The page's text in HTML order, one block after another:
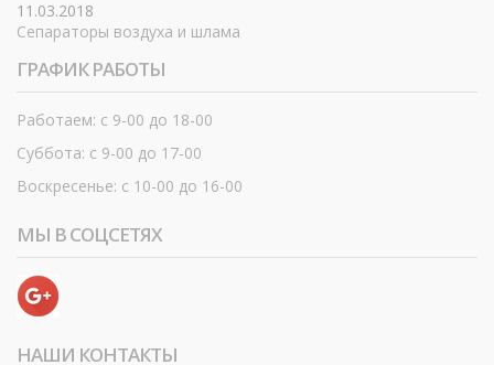
11.03.2018
Сепараторы воздуха и шлама
ГРАФИК РАБОТЫ
Работаем: с 9-00 до 18-00
Суббота: с 9-00 до 17-00
Воскресенье: с 10-00 до 16-00
МЫ В СОЦСЕТЯХ
НАШИ КОНТАКТЫ